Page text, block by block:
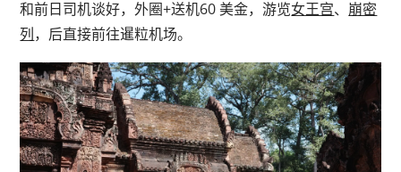
和前日司机谈好，外圈+送机60 美金，游览女王宫、 崩密
列，后直接前往暹粒机场。